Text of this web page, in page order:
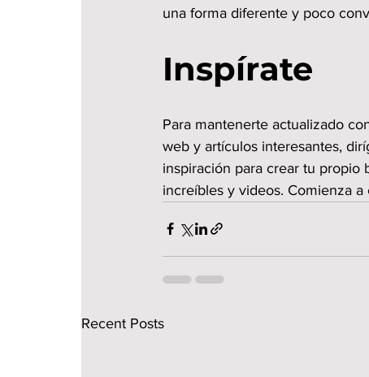
una forma diferente y poco
Inspírate
Para mantenerte actualizado
web y artículos interesantes,
inspiración para crear tu propio
increíbles y videos. Comienza
Recent Posts